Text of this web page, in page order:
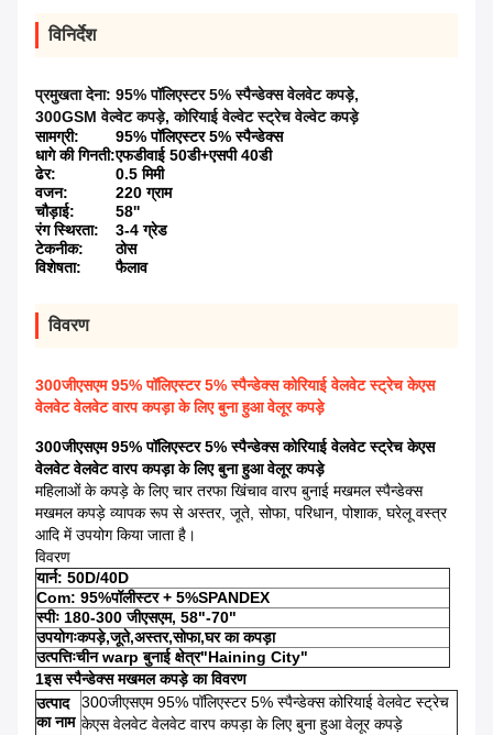
विनिर्देश
प्रमुखता देना: 95% पॉलिएस्टर 5% स्पैन्डेक्स वेलवेट कपड़े,
300GSM वेल्वेट कपड़े,कोरियाई वेल्वेट स्ट्रेच वेल्वेट कपड़े
सामग्री:
95% पॉलिएस्टर 5% स्पैन्डेक्स
धागे की गिनती:एफडीवाई 50डी+एसपी 40डी
ढेर:
0.5 मिमी
वजन:
220 ग्राम
चौड़ाई:
58''
रंग स्थिरता:
3-4 ग्रेड
टेकनीक:
ठोस
विशेषता:
फैलाव
विवरण
300जीएसएम 95% पॉलिएस्टर 5% स्पैन्डेक्स कोरियाई वेलवेट स्ट्रेच केएस
वेलवेट वेलवेट वारप कपड़ा के लिए बुना हुआ वेलूर कपड़े
300जीएसएम 95% पॉलिएस्टर 5% स्पैन्डेक्स कोरियाई वेलवेट स्ट्रेच केएस
वेलवेट वेलवेट वारप कपड़ा के लिए बुना हुआ वेलूर कपड़े
महिलाओं के कपड़े के लिए चार तरफा खिंचाव वारप बुनाई मखमल स्पैन्डेक्स
मखमल कपड़े व्यापक रूप से अस्तर, जूते, सोफा, परिधान, पोशाक, घरेलू वस्त्र
आदि में उपयोग किया जाता है।
विवरण
यार्न: 50D/40D
Com: 95%पॉलीस्टर + 5%SPANDEX
स्पीः 180-300 जीएसएम, 58"-70"
उपयोगःकपड़े,जूते,अस्तर,सोफा,घर का कपड़ा
उत्पत्तिःचीन warp बुनाई क्षेत्र"Haining City"
1इस स्पैन्डेक्स मखमल कपड़े का विवरण
उत्पाद
का नाम
300जीएसएम 95% पॉलिएस्टर 5% स्पैन्डेक्स कोरियाई वेलवेट स्ट्रेच
केएस वेलवेट वेलवेट वारप कपड़ा के लिए बुना हुआ वेलूर कपड़े